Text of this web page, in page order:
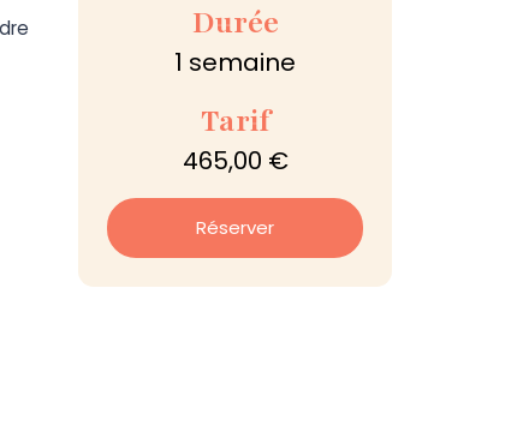
Durée
1 semaine
Tarif
465,00 €
Réserver